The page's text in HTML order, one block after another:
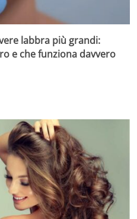
labbra più grandi:
e che funziona davvero